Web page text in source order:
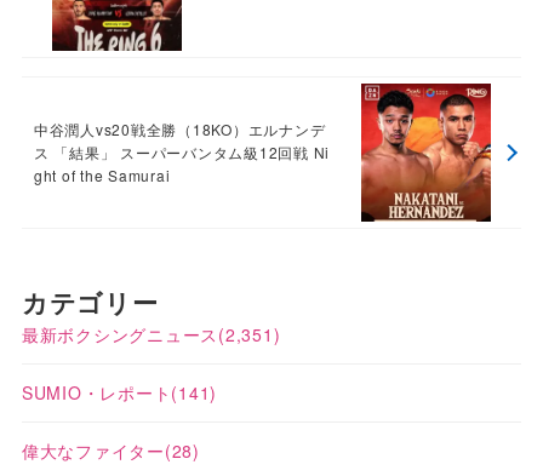
中谷潤人vs20戦全勝（18KO）エルナンデ
ス 「結果」 スーパーバンタム級12回戦 Ni
ght of the Samurai
カテゴリー
最新ボクシングニュース (2,351)
SUMIO・レポート (141)
偉大なファイター(28)